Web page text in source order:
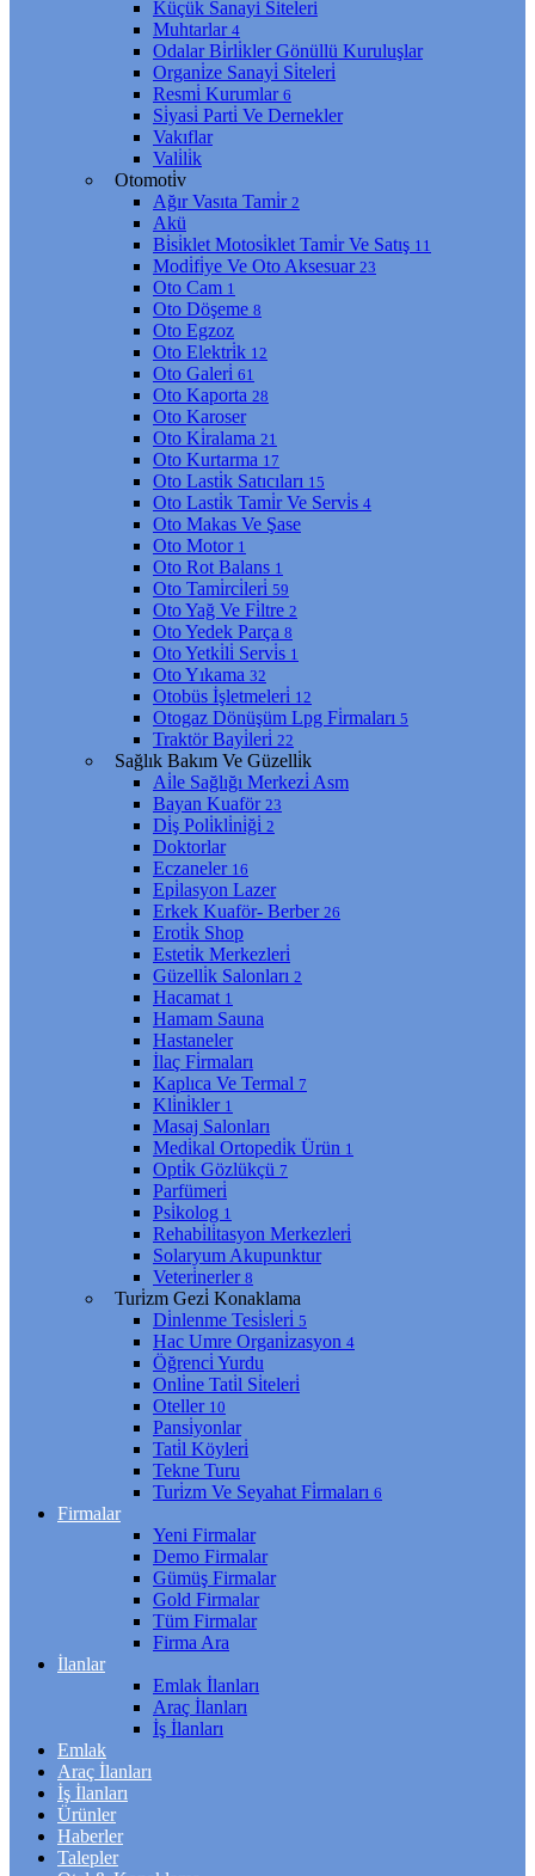
Küçük Sanayi̇ Si̇teleri̇
Muhtarlar 4
Odalar Bi̇rli̇kler Gönüllü Kuruluşlar
Organi̇ze Sanayi̇ Si̇teleri̇
Resmi̇ Kurumlar 6
Si̇yasi̇ Parti̇ Ve Dernekler
Vakıflar
Vali̇li̇k
Otomoti̇v
Ağır Vasıta Tami̇r 2
Akü
Bi̇si̇klet Motosi̇klet Tami̇r Ve Satış 11
Modi̇fi̇ye Ve Oto Aksesuar 23
Oto Cam 1
Oto Döşeme 8
Oto Egzoz
Oto Elektri̇k 12
Oto Galeri̇ 61
Oto Kaporta 28
Oto Karoser
Oto Ki̇ralama 21
Oto Kurtarma 17
Oto Lasti̇k Satıcıları 15
Oto Lasti̇k Tami̇r Ve Servi̇s 4
Oto Makas Ve Şase
Oto Motor 1
Oto Rot Balans 1
Oto Tami̇rci̇leri̇ 59
Oto Yağ Ve Fi̇ltre 2
Oto Yedek Parça 8
Oto Yetki̇li̇ Servi̇s 1
Oto Yıkama 32
Otobüs İşletmeleri̇ 12
Otogaz Dönüşüm Lpg Fi̇rmaları 5
Traktör Bayi̇leri̇ 22
Sağlık Bakım Ve Güzelli̇k
Ai̇le Sağlığı Merkezi̇ Asm
Bayan Kuaför 23
Di̇ş Poli̇kli̇ni̇ği̇ 2
Doktorlar
Eczaneler 16
Epi̇lasyon Lazer
Erkek Kuaför- Berber 26
Eroti̇k Shop
Esteti̇k Merkezleri̇
Güzelli̇k Salonları 2
Hacamat 1
Hamam Sauna
Hastaneler
İlaç Fi̇rmaları
Kaplıca Ve Termal 7
Kli̇ni̇kler 1
Masaj Salonları
Medi̇kal Ortopedi̇k Ürün 1
Opti̇k Gözlükçü 7
Parfümeri̇
Psi̇kolog 1
Rehabi̇li̇tasyon Merkezleri̇
Solaryum Akupunktur
Veteri̇nerler 8
Turi̇zm Gezi̇ Konaklama
Di̇nlenme Tesi̇sleri̇ 5
Hac Umre Organi̇zasyon 4
Öğrenci̇ Yurdu
Onli̇ne Tati̇l Si̇teleri̇
Oteller 10
Pansi̇yonlar
Tati̇l Köyleri̇
Tekne Turu
Turi̇zm Ve Seyahat Fi̇rmaları 6
Firmalar
Yeni Firmalar
Demo Firmalar
Gümüş Firmalar
Gold Firmalar
Tüm Firmalar
Firma Ara
İlanlar
Emlak İlanları
Araç İlanları
İş İlanları
Emlak
Araç İlanları
İş İlanları
Ürünler
Haberler
Talepler